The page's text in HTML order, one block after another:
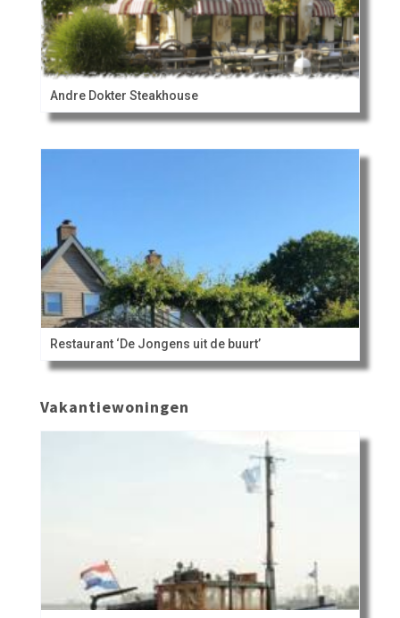
Andre Dokter Steakhouse
Restaurant ‘De Jongens uit de buurt’
Vakantiewoningen